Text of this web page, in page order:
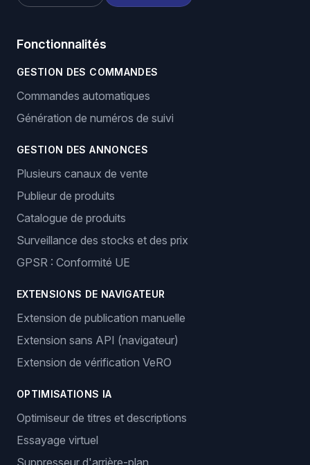
Fonctionnalités
GESTION DES COMMANDES
Commandes automatiques
Génération de numéros de suivi
GESTION DES ANNONCES
Plusieurs canaux de vente
Publieur de produits
Catalogue de produits
Surveillance des stocks et des prix
GPSR : Conformité UE
EXTENSIONS DE NAVIGATEUR
Extension de publication manuelle
Extension sans API (navigateur)
Extension de vérification VeRO
OPTIMISATIONS IA
Optimiseur de titres et descriptions
Essayage virtuel
Suppresseur d'arrière-plan